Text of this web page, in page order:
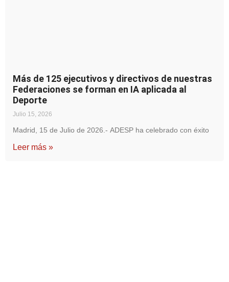
Más de 125 ejecutivos y directivos de nuestras
Federaciones se forman en IA aplicada al
Deporte
Julio 15, 2026
Madrid, 15 de Julio de 2026.- ADESP ha celebrado con éxito
Leer más »